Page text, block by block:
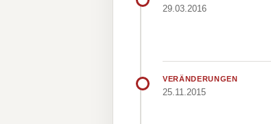
29.03.2016
VERÄNDERUNGEN
25.11.2015